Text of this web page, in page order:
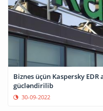
Biznes üçün Kaspersky
gücləndirilib
30-09-2022